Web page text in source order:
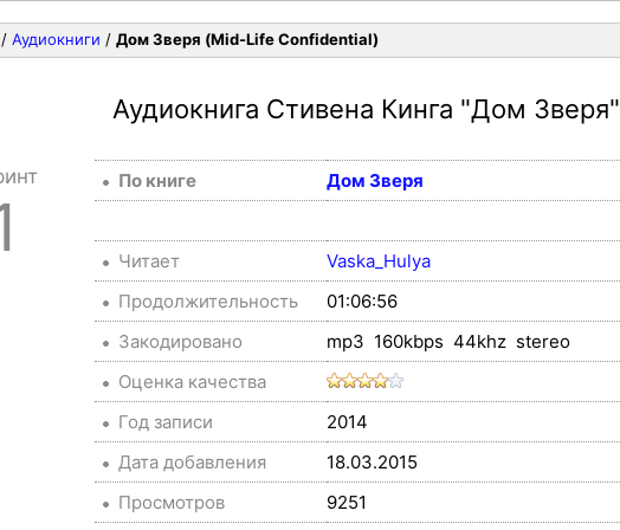
/ Аудиокниги / Дом Зверя (Mid-Life Confidential)
Аудиокнига Стивена Кинга "Дом Зверя"
По книге Дом Зверя
Читает
Vaska_Hulya
Продолжительность
01:06:56
Закодировано
mp3 160kbps 44khz stereo
Оценка качества
Год записи
2014
Дата добавления
18.03.2015
Просмотров
9251